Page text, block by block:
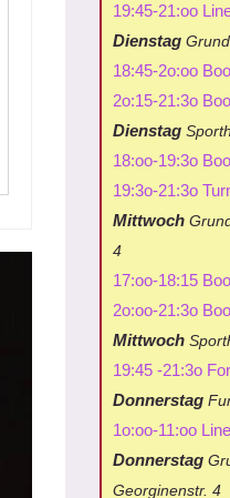
19:45-21:oo
Dienstag
18:45-2o:oo
2o:15-21:3o
Dienstag
18:oo-19:3o
19:3o-21:3o
Mittwoch
4
17:oo-18:15
2o:oo-21:3o
Mittwoch
19:45 -21:3o
Donnerstag
1o:oo-11:oo
Donnerstag
Georginenstr. 4